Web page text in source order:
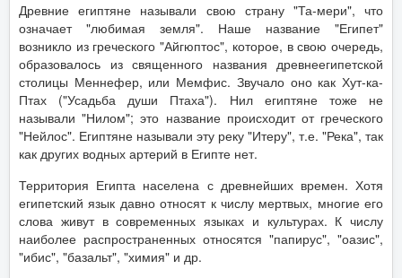
Древние египтяне называли свою страну "Та-мери", что
означает "любимая земля". Наше название "Египет"
возникло из греческого "Айгюптос", которое, в свою очередь,
образовалось из священного названия древнеегипетской
столицы Меннефер, или Мемфис. Звучало оно как Хут-ка-
Птах ("Усадьба души Птаха"). Нил египтяне тоже не
называли "Нилом"; это название происходит от греческого
"Нейлос". Египтяне называли эту реку "Итеру", т.е. "Река", так
как других водных артерий в Египте нет.
Территория Египта населена с древнейших времен. Хотя
египетский язык давно относят к числу мертвых, многие его
слова живут в современных языках и культурах. К числу
наиболее распространенных относятся "папирус", "оазис",
"ибис", "базальт", "химия" и др.